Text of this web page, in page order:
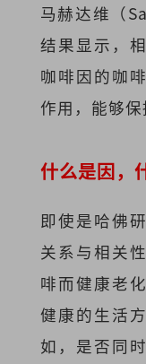
马赫达维（
结果显示，
咖啡因的咖
作用，能够
什么是因，
即使是哈佛
关系与相关
啡而健康老
健康的生活
如，是否同